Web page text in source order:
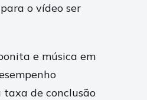
o vídeo ser
e música em
taxa de conclusão